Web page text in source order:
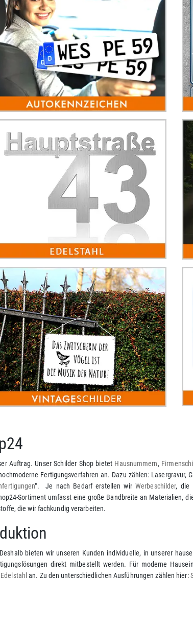
Auftrag. Unser Schilder Shop bietet Hausnummern,
Fertigungsverfahren an. Dazu zählen: Lasergravur,
". Je nach Bedarf erstellen wirWerbeschilder, die
Sortiment umfasst eine große Bandbreite an Materialien,
die wir fachkundig verarbeiten.
bieten wir unseren Kunden individuelle, in unserer
direkt mitbestellt werden. Für moderne
an. Zu den unterschiedlichen Ausführungen zählen hier: